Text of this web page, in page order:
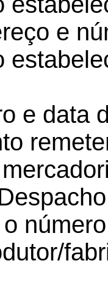
e
e data